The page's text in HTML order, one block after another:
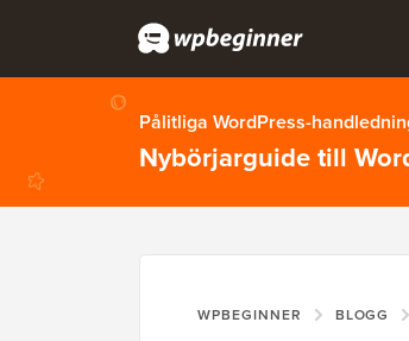
Pålitliga WordPress-
Nybörjarguide till
WPBEGINNER BLOGG